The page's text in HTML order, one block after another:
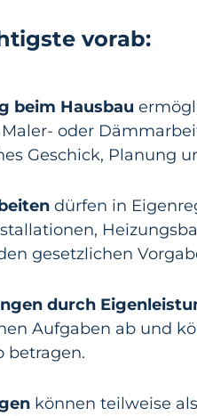
vorab:
beim Hausbau
oder
Geschick, Planung
dürfen in
gesetzlichen
durch
Aufgaben ab und
betragen.
können teilweise